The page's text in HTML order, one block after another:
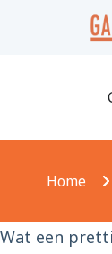
Home
Wat een